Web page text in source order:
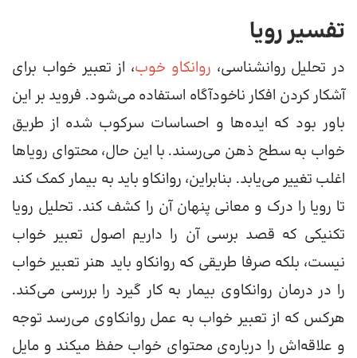
تفسیر رویا
در تحلیل روانشناسی، روانکاو خوب، از تعبیر خواب برای
آشکار کردن افکار ناخودآگاه استفاده می‌شود. فروید بر این
باور بود که ایده‌ها و احساسات سرکوب شده از طریق
خواب به سطح ذهن می‌رسند. با این حال، محتوای رویاها
اغلب تغییر می‌یابد. بنابراین، روانکاو باید به بیمار کمک کند
تا رویا را درک و معانی پنهان آن را کشف کند. تحلیل رویا
تکنیکی که قصد برسی آن را داریم اصول تعبیر خواب
نیست، بلکه صرفا طریقی که روانکاو باید هنر تعبیر خواب
را در درمان روانکاوی بیمار به کار گیرد را بررسی می‌کند.
هرکس که از تعبیر خواب به عمل روانکاوی می‌رسد توجه
و علاقه‌اش را درباره‌ی محتوای خواب حفظ میکند و مایل